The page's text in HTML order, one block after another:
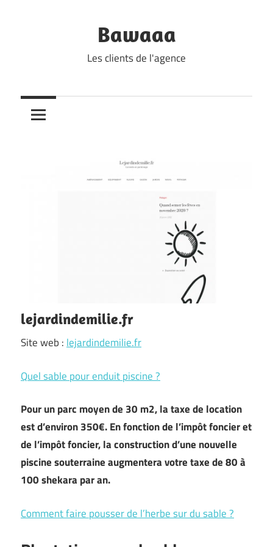
Bawaaa
Les clients de l'agence
lejardindemilie.fr
Site web : lejardindemilie.fr
Quel sable pour enduit piscine ?
Pour un parc moyen de 30 m2, la taxe de location
est d’environ 350€. En fonction de l’impôt foncier et
de l’impôt foncier, la construction d’une nouvelle
piscine souterraine augmentera votre taxe de 80 à
100 shekara par an.
Comment faire pousser de l’herbe sur du sable ?